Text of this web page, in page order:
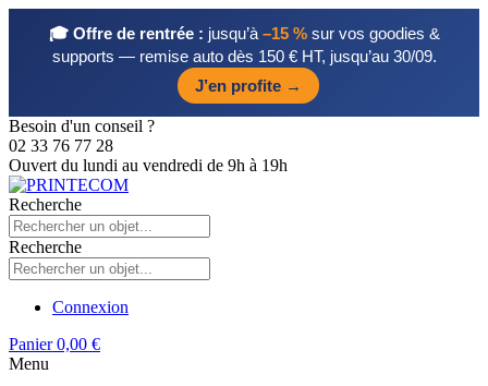
🎓 Offre de rentrée : jusqu’à –15 %sur vos goodies &
supports — remise auto dès 150 € HT, jusqu’au 30/09.
J’en profite →
Besoin d'un conseil ?
02 33 76 77 28
Ouvert du lundi au vendredi de 9h à 19h
Recherche
Recherche
Connexion
Panier 0,00 €
Menu